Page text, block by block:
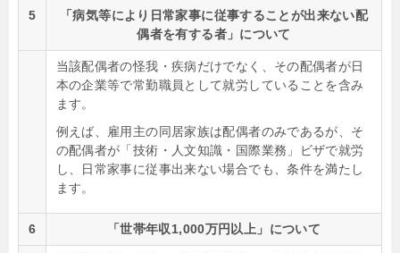
5
「病気等により日常家事に従事することが出来ない配
偶者を有する者」について
当該配偶者の怪我・疾病だけでなく、その配偶者が日
本の企業等で常勤職員として就労していることを含み
ます。
例えば、雇用主の同居家族は配偶者のみであるが、そ
の配偶者が「技術・人文知識・国際業務」ビザで就労
し、日常家事に従事出来ない場合でも、条件を満たし
ます。
6 「世帯年収1,000万円以上」について